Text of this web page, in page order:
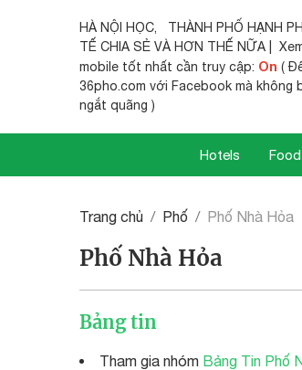
HÀ NỘI HỌC, THÀNH PHỐ HẠNH
TẾ CHIA SẺ VÀ HƠN THẾ NỮA |
mobile tốt nhất cần truy cập: On (
36pho.com với Facebook mà không
ngắt quãng )
Hotels Food
Trang chủ Phố Phố Nhà Hỏa
Phố Nhà Hỏa
Bảng tin
Tham gia nhóm Bảng Tin Phố